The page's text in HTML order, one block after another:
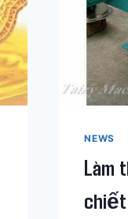
NEWS
Làm